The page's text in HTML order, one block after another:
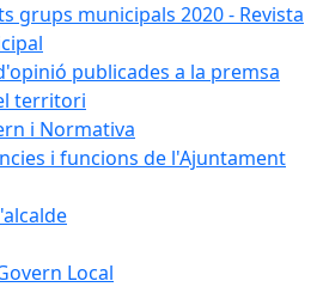
grups municipals 2020 - Revista
publicades a la premsa
territori
i Normativa
i funcions de l'Ajuntament
Local